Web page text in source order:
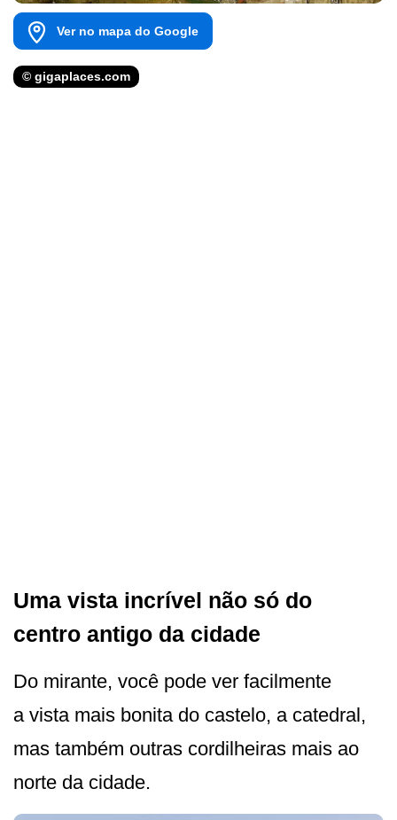
Ver no mapa do Google
© gigaplaces.com
Uma vista incrível não só do
centro antigo da cidade
Do mirante, você pode ver facilmente
a vista mais bonita do castelo, a catedral,
mas também outras cordilheiras mais ao
norte da cidade.